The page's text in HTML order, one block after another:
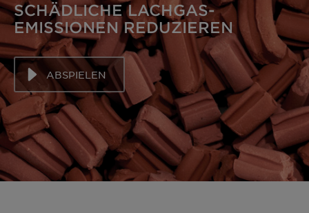
SCHÄDLICHE LACHGAS-
EMISSIONEN REDUZIEREN
ABSPIELEN